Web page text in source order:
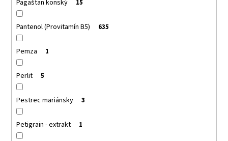
Pagaštan konský 15
Pantenol (Provitamín B5) 635
Pemza 1
Perlit 5
Pestrec mariánsky 3
Petigrain - extrakt 1